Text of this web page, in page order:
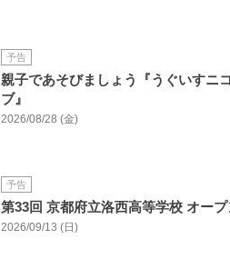
予告
親子であそびましょう『うぐいすニ
ブ』
2026/08/28 (金)
予告
第33回 京都府立洛西高等学校 オー
2026/09/13 (日)